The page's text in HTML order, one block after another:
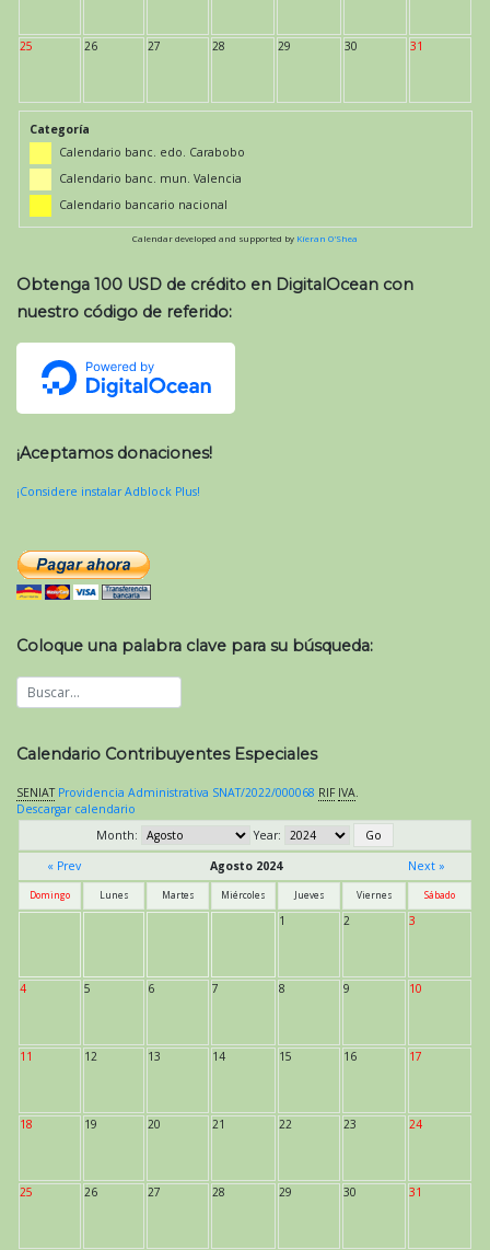
25 26 27 28 29 30 31
Categoría
Calendario banc. edo. Carabobo
Calendario banc. mun. Valencia
Calendario bancario nacional
Calendar developed and supported by Kieran O'Shea
Obtenga 100 USD de crédito en DigitalOcean con
nuestro código de referido:
¡Aceptamos donaciones!
¡Considere instalar Adblock Plus!
Coloque una palabra clave para su búsqueda:
Calendario Contribuyentes Especiales
SENIAT Providencia Administrativa SNAT/2022/000068 RIF IVA.
Descargar calendario
Month:
Year:
« Prev
Agosto 2024 Next »
Domingo Lunes Martes Miércoles Jueves Viernes Sábado
1 2 3
4 5 6 7 8 9 10
11 12 13 14 15 16 17
18 19 20 21 22 23 24
25 26 27 28 29 30 31